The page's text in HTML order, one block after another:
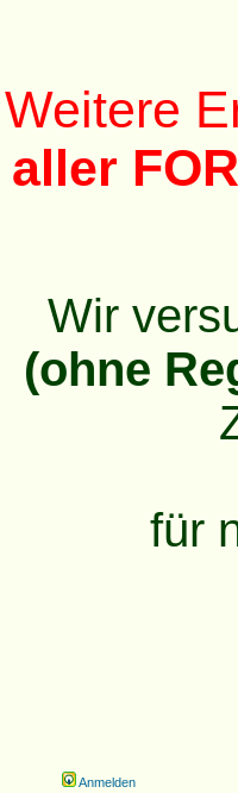
Weitere
aller
Wir
(ohne
für
Anmelden